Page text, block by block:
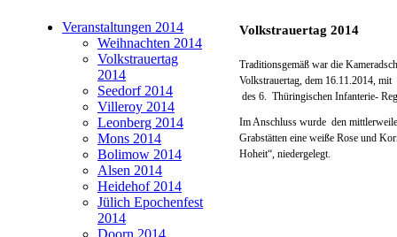
Anzugsarten
Veranstaltungsrückblicke
Weiterleitungen und Hinweise
Kontakt
Veranstaltungen 2014
Weihnachten 2014
Volkstrauertag
2014
Seedorf 2014
Villeroy 2014
Leonberg 2014
Mons 2014
Bolimow 2014
Alsen 2014
Heidehof 2014
Jülich Epochenfest
2014
Doorn 2014
Volkstrauertag 2014
Traditionsgemäß war die
Volkstrauertag, dem 16.11.2014,
des 6. Thüringischen Infanterie-
Im Anschluss wurde den
Grabstätten eine weiße Rose und
Hoheit“, niedergelegt.